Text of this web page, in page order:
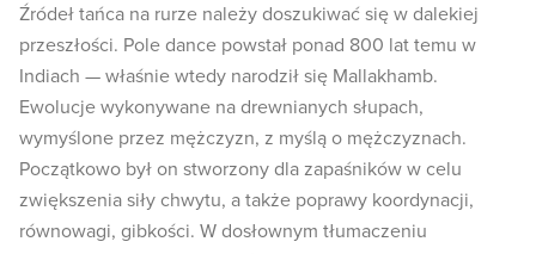
Źródeł tańca na rurze należy doszukiwać się w dalekiej
przeszłości. Pole dance powstał ponad 800 lat temu w
Indiach — właśnie wtedy narodził się Mallakhamb.
Ewolucje wykonywane na drewnianych słupach,
wymyślone przez mężczyzn, z myślą o mężczyznach.
Początkowo był on stworzony dla zapaśników w celu
zwiększenia siły chwytu, a także poprawy koordynacji,
równowagi, gibkości. W dosłownym tłumaczeniu